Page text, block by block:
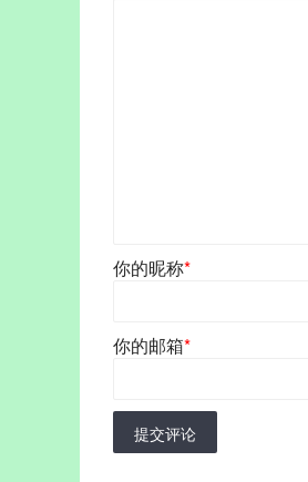
你的昵称*
你的邮箱*
提交评论